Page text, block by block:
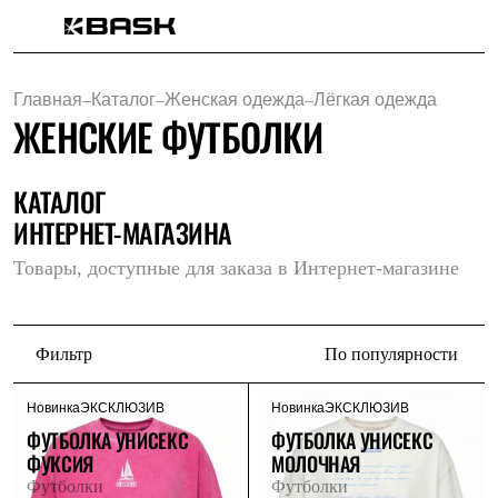
Мужская одежда
Утепленная пухом
Куртки
Жилеты
Комбинезоны
Утепленная синтетикой
Брюки
Софтшелл одежда
Куртки
Брюки
Флисовая одежда
Куртки
Брюки
Жилеты
Главная–Каталог–Женская одежда–Лёгкая одежда
ЖЕНСКИЕ ФУТБОЛКИ
КАТАЛОГ
ИНТЕРНЕТ-МАГАЗИНА
Товары, доступные для заказа в Интернет-магазине
Фильтр По популярности
НовинкаЭКСКЛЮЗИВ
ФУТБОЛКА УНИСЕКС
ФУКСИЯ
Футболки
НовинкаЭКСКЛЮЗИВ
ФУТБОЛКА УНИСЕКС
МОЛОЧНАЯ
Футболки